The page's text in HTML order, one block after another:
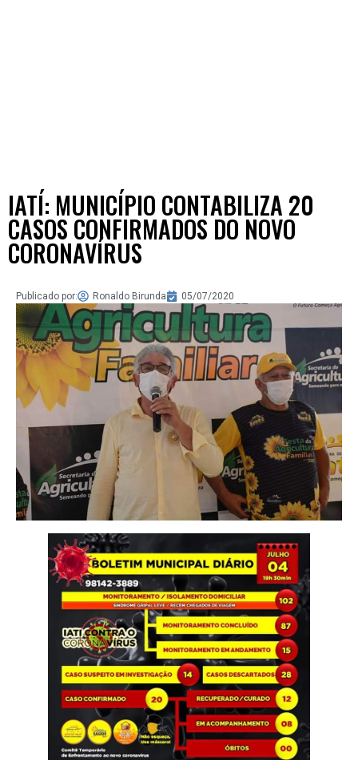
IATÍ: MUNICÍPIO CONTABILIZA 20
CASOS CONFIRMADOS DO NOVO
CORONAVÍRUS
Publicado por: Ronaldo Birunda 05/07/2020